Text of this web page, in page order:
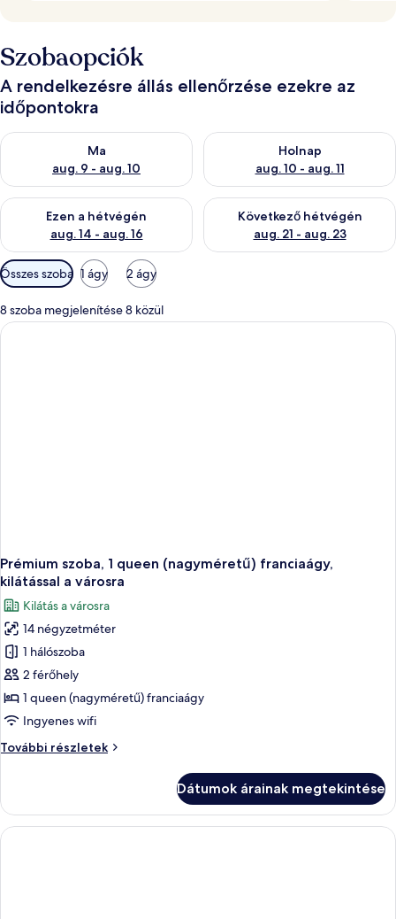
Szobaopciók
A rendelkezésre állás ellenőrzése ezekre az
időpontokra
Ma
aug. 9 - aug. 10
A ma esti rendelkezésre állás ellenőrzése: aug. 9 - aug. 10
Holnap
aug. 10 - aug. 11
A holnapi rendelkezésre állás
Ezen a hétvégén
aug. 14 - aug. 16
A mostani hétvégi rendelkezésre állás ellenőrzése: aug. 14 -
Következő hétvégén
aug. 21 - aug. 23
A következő hétvégi
Szobákhoz
rendelkezésre
álló
szűrők
Összes szoba 1 ágy 2 ágy
8 szoba megjelenítése 8 közül
Prémium szoba, 1 queen (nagyméretű) franciaágy,
kilátással a városra
Kilátás a városra
14 négyzetméter
1 hálószoba
2 férőhely
1 queen (nagyméretű) franciaágy
Ingyenes wifi
További részletek
Prémium
(nagyméretű)
franciaágy,
kilátással
Dátumok árainak megtekintése